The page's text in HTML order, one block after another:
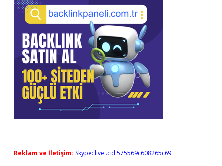
Reklam ve İletişim: Skype: live:.cid.575569c608265c69